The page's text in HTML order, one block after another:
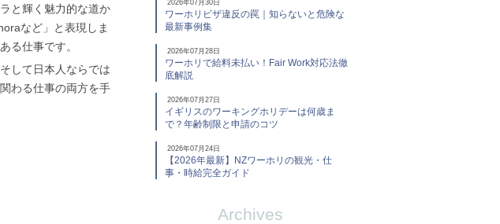
と輝く魅力的な道か
など」と表現しま
る仕事です。
して日本人ならでは
わる仕事の両方を手
2026年07月30日
ワーホリビザ違反の罠｜知らないと危険な
最新事例集
2026年07月28日
ワーホリで給料未払い！Fair Work対応法徹
底解説
2026年07月27日
イギリスのワーキングホリデーは何歳ま
で？年齢制限と申請のコツ
2026年07月24日
【2026年最新】NZワーホリの観光・仕
事・時給完全ガイド
Archives